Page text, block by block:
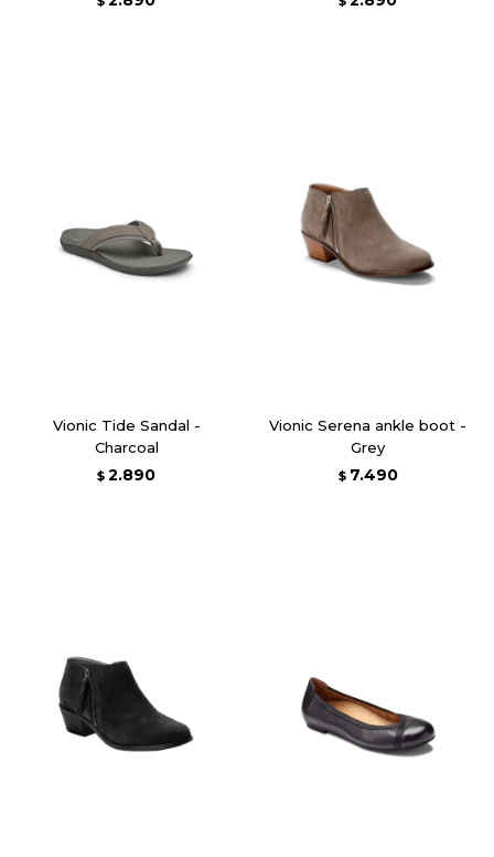
Vionic Tide Sandal -
Charcoal
$ 2.890
Vionic Serena ankle boot -
Grey
$ 7.490